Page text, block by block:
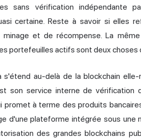
sans vérification indépendante
certaine. Reste à savoir si elles
et de récompense. La même
portefeuilles actifs sont deux
s'étend au-delà de la blockchain
son service interne de
promet à terme des produits
d'une plateforme intégrée sous
des grandes blockchains